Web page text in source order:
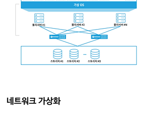
네트워크 가상화